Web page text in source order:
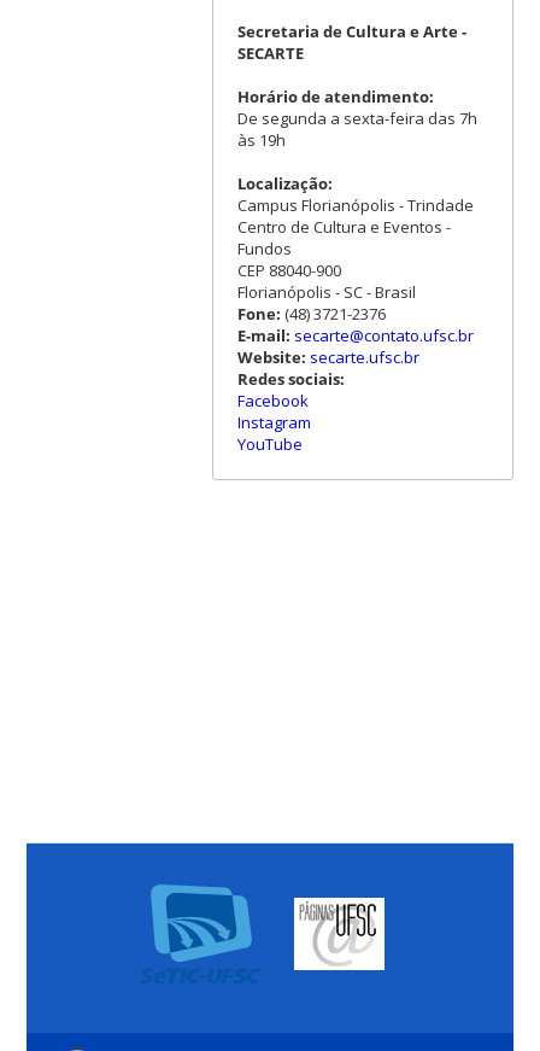
Secretaria de Cultura e Arte -
SECARTE
Horário de atendimento:
De segunda a sexta-feira das 7h
às 19h
Localização:
Campus Florianópolis - Trindade
Centro de Cultura e Eventos -
Fundos
CEP 88040-900
Florianópolis - SC - Brasil
Fone: (48) 3721-2376
E-mail: secarte@contato.ufsc.br
Website: secarte.ufsc.br
Redes sociais:
Facebook
Instagram
YouTube